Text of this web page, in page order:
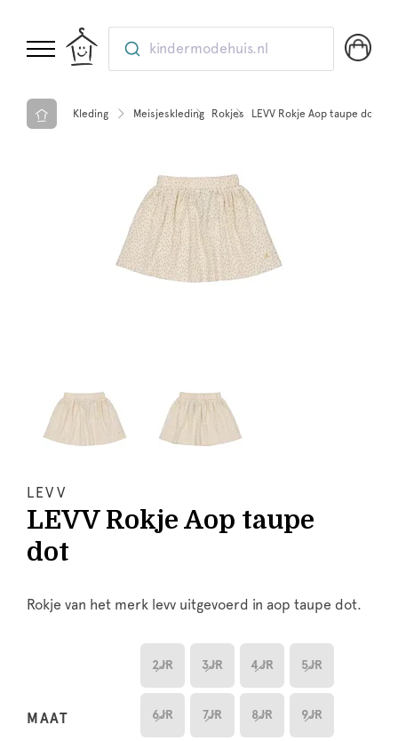
kindermodehuis.nl
Kleding Meisjeskleding Rokjes LEVV Rokje Aop taupe dot
LEVV
LEVV Rokje Aop taupe
dot
Rokje van het merk levv uitgevoerd in aop taupe dot.
MAAT
2JR 3JR 4JR 5JR
6JR 7JR 8JR 9JR